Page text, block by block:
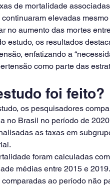
de mortalidade
continuaram elevadas
no aumento das mortes
estudo, os resultados
enfatizando a
como parte das
foi feito?
os pesquisadores
no Brasil no período de
as taxas em
foram calculadas
médias entre 2015 e
comparadas ao período não